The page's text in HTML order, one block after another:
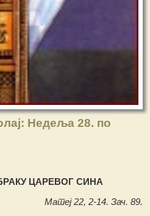
Недеља 28. по
ЦАРЕВОГ СИНА
Матеј 22, 2-14. Зач. 89.